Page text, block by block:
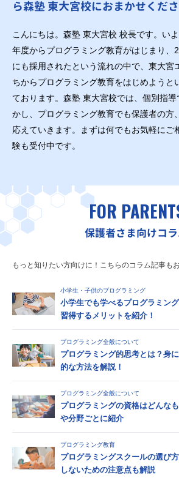
ら森塾 東大宮校におまかせくださ
こんにちは。森塾 東大宮校 校長です。い
年度からプログラミング教育がはじまり、
にも採用されたという流れの中で、東大宮
ちからプログラミング教育をはじめようと
ております。森塾 東大宮校では、個別指
かし、プログラミング教育でも保護者の方
応えていきます。まずは何でもお気軽にご
験も受付中です。
FOR
保護者さま向けコ
もっと知りたい方向けに！こちらのコラム記事も
小学生・子供のプログラミング
小学生でも学べるプログラミン
習得するメリットを紹介！
プログラミング全般について
プログラミング的思考とは？身
的な方法を解説！
プログラミング全般について
プログラミングの資格はどんな
や分野ごとに紹介
プログラミング教育
プログラミングスクールの選び
しないための注意点も解説